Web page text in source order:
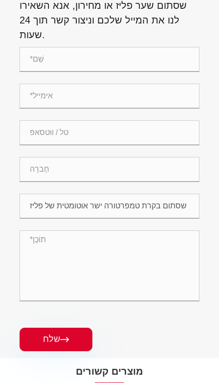
שסתום שער פליז או מחירון, אנא השאירו
לנו את המייל שלכם וניצור קשר תוך 24
שעות.
שלח
מוצרים קשורים